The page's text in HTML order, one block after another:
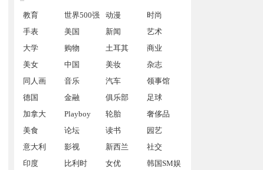
教育 世界500强 动漫
时尚
手表
美国 新闻
艺术
大学
购物 土耳其
商业
美女
中国 美妆
杂志
同人画
音乐 汽车
领事馆
德国
金融 俱乐部
足球
加拿大
Playboy 轮胎
奢侈品
美食
论坛 读书
园艺
意大利
影视 新西兰
社交
印度
比利时 女优
韩国SM娱